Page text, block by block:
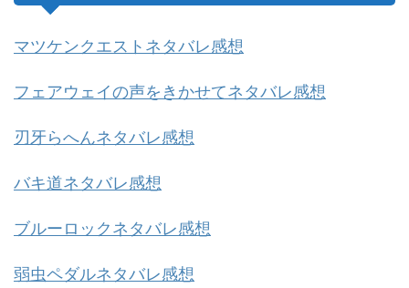
マツケンクエストネタバレ感想
フェアウェイの声をきかせてネタバレ感想
刃牙らへんネタバレ感想
バキ道ネタバレ感想
ブルーロックネタバレ感想
弱虫ペダルネタバレ感想